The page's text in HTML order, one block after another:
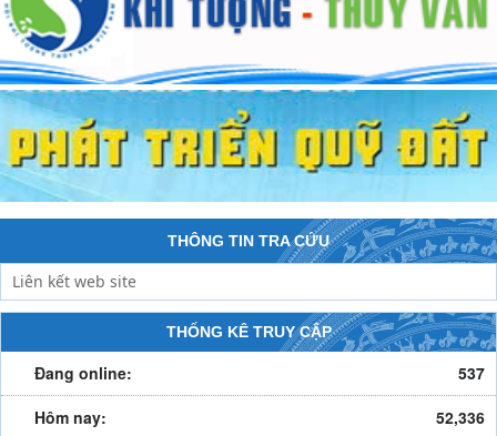
THÔNG TIN TRA CỨU
THỐNG KÊ TRUY CẬP
Đang online:
537
Hôm nay:
52,336